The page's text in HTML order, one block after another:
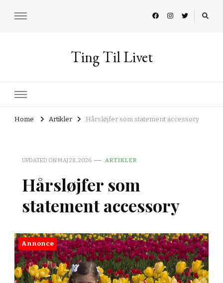
Ting Til Livet
Home Artikler Hårsløjfer som statement accessory
UPDATED ONMAJ 28, 2026 ARTIKLER
Hårsløjfer som
statement accessory
Annonce